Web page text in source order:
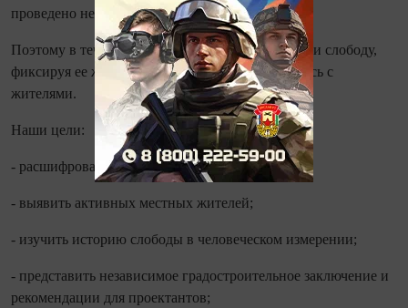
проведено не было.
Поэтому в течение осени Форум и центр изучали слободу,
фиксируя ее жизнь во всех проявлений и общаясь с
жителями.
Наши цели:
- расшифровать культурные коды территории;
- выявить активных местных жителей;
- изучить историю слободы в человеческом измерении;
- представить независимое градостроительное заключение и
рекомендации для проектантов;